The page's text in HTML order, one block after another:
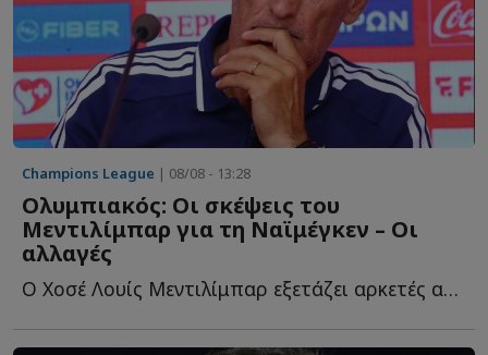
Champions League | 08/08 - 13:28
Ολυμπιακός: Οι σκέψεις του
Μεντιλίμπαρ για τη Ναϊμέγκεν – Οι
αλλαγές
Ο Χοσέ Λουίς Μεντιλίμπαρ εξετάζει αρκετές αλλαγές ε...